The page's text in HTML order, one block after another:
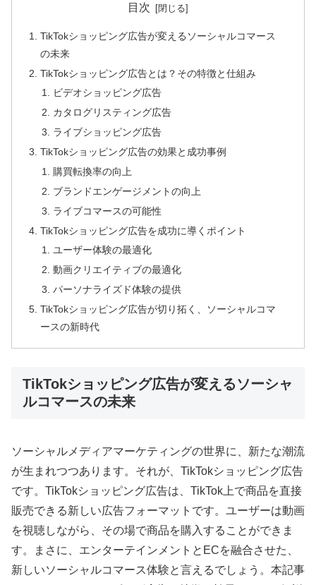
目次
TikTokショッピング広告が変えるソーシャルコマース
の未来
TikTokショッピング広告とは？その特徴と仕組み
ビデオショッピング広告
カタログリスティング広告
ライブショッピング広告
TikTokショッピング広告の効果と成功事例
購買転換率の向上
ブランドエンゲージメントの向上
ライブコマースの可能性
TikTokショッピング広告を成功に導くポイント
ユーザー体験の最適化
動画クリエイティブの最適化
パーソナライズド体験の提供
TikTokショッピング広告が切り拓く、ソーシャルコマ
ースの新時代
TikTokショッピング広告が変えるソーシャ
ルコマースの未来
ソーシャルメディアマーケティングの世界に、新たな潮流
が生まれつつあります。それが、TikTokショッピング広告
です。TikTokショッピング広告は、TikTok上で商品を直接
販売できる新しい広告フォーマットです。ユーザーは動画
を視聴しながら、その場で商品を購入することができま
す。まさに、エンターテインメントとECを融合させた、
新しいソーシャルコマース体験と言えるでしょう。本記事